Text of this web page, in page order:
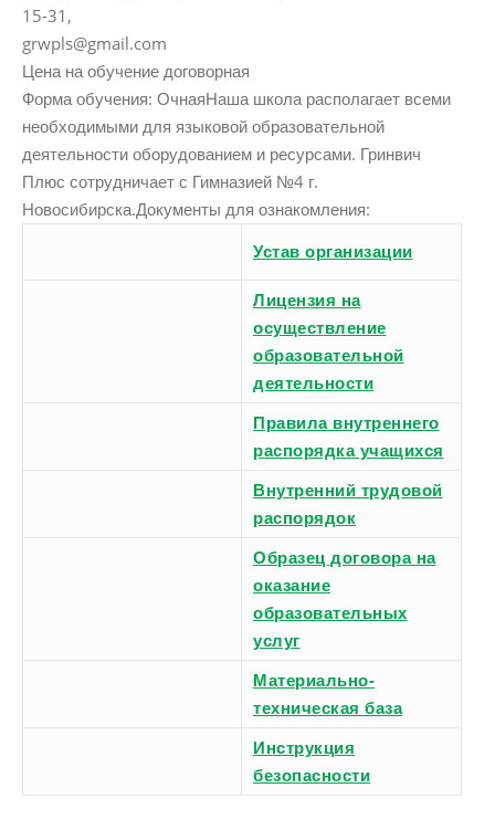
15-31,
grwpls@gmail.com
Цена на обучение договорная
Форма обучения: ОчнаяНаша школа располагает всеми
необходимыми для языковой образовательной
деятельности оборудованием и ресурсами. Гринвич
Плюс сотрудничает с Гимназией №4 г.
Новосибирска.Документы для ознакомления:
Устав организации
Лицензия на
осуществление
образовательной
деятельности
Правила внутреннего
распорядка учащихся
Внутренний трудовой
распорядок
Образец договора на
оказание
образовательных
услуг
Материально-
техническая база
Инструкция
безопасности